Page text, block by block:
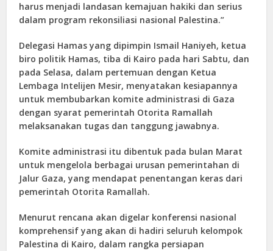
harus menjadi landasan kemajuan hakiki dan serius
dalam program rekonsiliasi nasional Palestina.”
Delegasi Hamas yang dipimpin Ismail Haniyeh, ketua
biro politik Hamas, tiba di Kairo pada hari Sabtu, dan
pada Selasa, dalam pertemuan dengan Ketua
Lembaga Intelijen Mesir, menyatakan kesiapannya
untuk membubarkan komite administrasi di Gaza
dengan syarat pemerintah Otorita Ramallah
melaksanakan tugas dan tanggung jawabnya.
Komite administrasi itu dibentuk pada bulan Marat
untuk mengelola berbagai urusan pemerintahan di
Jalur Gaza, yang mendapat penentangan keras dari
pemerintah Otorita Ramallah.
Menurut rencana akan digelar konferensi nasional
komprehensif yang akan di hadiri seluruh kelompok
Palestina di Kairo, dalam rangka persiapan